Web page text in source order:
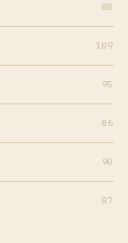
88
109
95
86
90
87